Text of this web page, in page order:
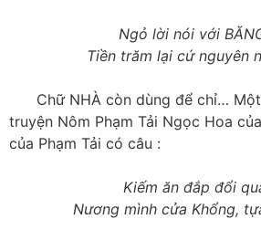
Ngỏ lời nói với
Tiền trăm lại cứ nguyên
Chữ NHÀ còn dùng để chỉ… Một
truyện Nôm Phạm Tải Ngọc Hoa
của Phạm Tải có câu :
Kiếm ăn đắp đổi qua
Nương mình cửa Khổng, tựa